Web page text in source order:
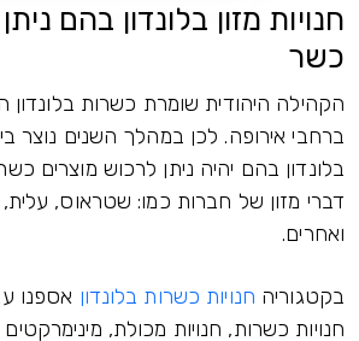
חנויות מזון בלונדון בהם
כשר
הקהילה היהודית שומרת כשרות בלונדון
ברחבי אירופה. לכן במהלך השנים נוצר
בלונדון בהם יהיה ניתן לרכוש מוצרים
דברי מזון של חברות כמו: שטראוס,
ואחרים.
בקטגוריה חנויות כשרות בלונדון אספנו
חנויות כשרות, חנויות מכולת, מינימרקטים